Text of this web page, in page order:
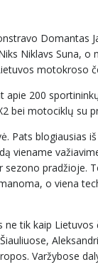
Domantas
Niklavs Suna,
motokroso
200
bei motociklų su
Pats blogiausias
viename
pradžioje.
o viena
tik kaip
Varžybose